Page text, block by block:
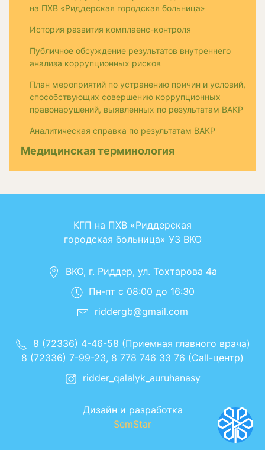
на ПХВ «Риддерская городская больница»
История развития комплаенс-контроля
Публичное обсуждение результатов внутреннего
анализа коррупционных рисков
План мероприятий по устранению причин и условий,
способствующих совершению коррупционных
правонарушений, выявленных по результатам ВАКР
Аналитическая справка по результатам ВАКР
Медицинская терминология
КГП на ПХВ «Риддерская
городская больница» УЗ ВКО
ВКО, г. Риддер, ул. Тохтарова 4а
Пн-пт с 08:00 до 16:30
riddergb@gmail.com
8 (72336) 4-46-58 (Приемная главного врача)
8 (72336) 7-99-23, 8 778 746 33 76 (Call-центр)
ridder_qalalyk_auruhanasy
Дизайн и разработка
SemStar